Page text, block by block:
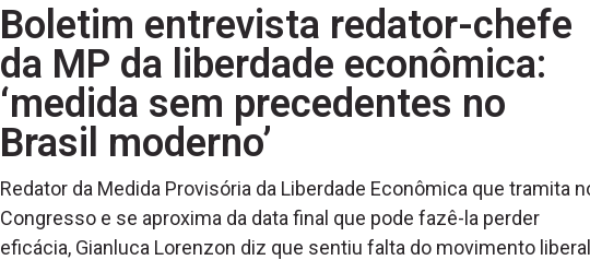
Boletim entrevista redator-chefe
da MP da liberdade econômica:
‘medida sem precedentes no
Brasil moderno’
Redator da Medida Provisória da Liberdade Econômica que tramita
Congresso e se aproxima da data final que pode fazê-la perder
eficácia, Gianluca Lorenzon diz que sentiu falta do movimento liberal